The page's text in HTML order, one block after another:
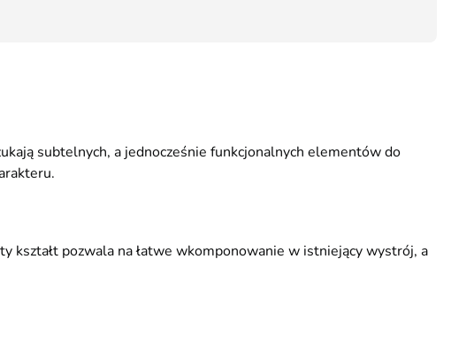
subtelnych, a jednocześnie funkcjonalnych elementów do
kształt pozwala na łatwe wkomponowanie w istniejący wystrój, a